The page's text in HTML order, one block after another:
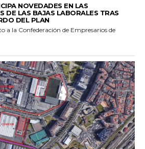
NOVEDADES EN LAS
DE LAS BAJAS LABORALES TRAS
DEL PLAN
a la Confederación de Empresarios de